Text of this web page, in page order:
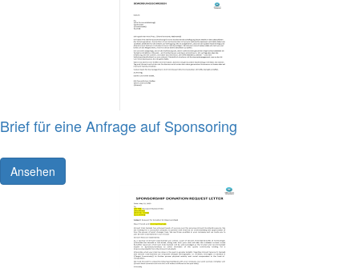
Brief für eine Anfrage auf Sponsoring
Ansehen